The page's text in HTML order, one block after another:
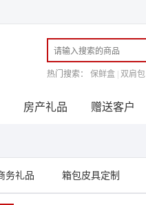
热门搜索： 保鲜盒 双肩包
房产礼品 赠送客户
务礼品 箱包皮具定制